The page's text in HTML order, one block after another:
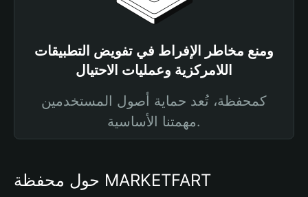
ومنع مخاطر الإفراط في تفويض التطبيقات
اللامركزية وعمليات الاحتيال
كمحفظة، تُعد حماية أصول المستخدمين
مهمتنا الأساسية.
حول محفظة MARKETFART